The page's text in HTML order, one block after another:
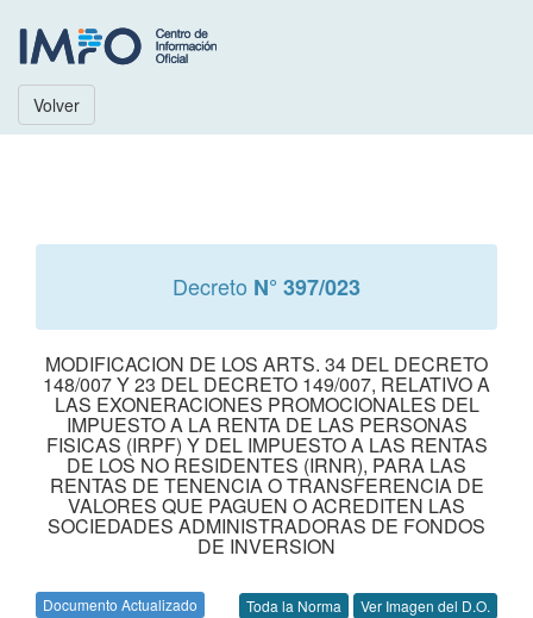
Volver
Decreto N° 397/023
MODIFICACION DE LOS ARTS. 34 DEL DECRETO
148/007 Y 23 DEL DECRETO 149/007, RELATIVO A
LAS EXONERACIONES PROMOCIONALES DEL
IMPUESTO A LA RENTA DE LAS PERSONAS
FISICAS (IRPF) Y DEL IMPUESTO A LAS RENTAS
DE LOS NO RESIDENTES (IRNR), PARA LAS
RENTAS DE TENENCIA O TRANSFERENCIA DE
VALORES QUE PAGUEN O ACREDITEN LAS
SOCIEDADES ADMINISTRADORAS DE FONDOS
DE INVERSION
Documento Actualizado Toda la Norma Ver Imagen del D.O.